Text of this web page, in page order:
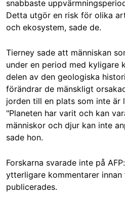
snabbaste
Detta utgör en risk för olika
och ekosystem, sade de.
Tierney sade att människan
under en period med kyligare
delen av den geologiska
förändrar de mänskligt
jorden till en plats som inte är
"Planeten har varit och kan
människor och djur kan inte
sade hon.
Forskarna svarade inte på
ytterligare kommentarer
publicerades.